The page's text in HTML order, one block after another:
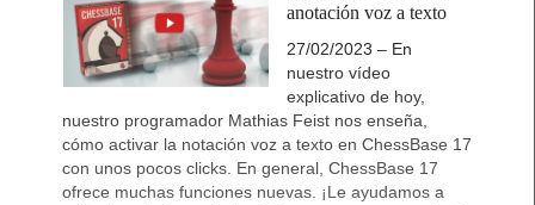
anotación voz a texto
27/02/2023 – En
nuestro vídeo
explicativo de hoy,
nuestro programador Mathias Feist nos enseña,
cómo activar la notación voz a texto en ChessBase 17
con unos pocos clicks. En general, ChessBase 17
ofrece muchas funciones nuevas. ¡Le ayudamos a